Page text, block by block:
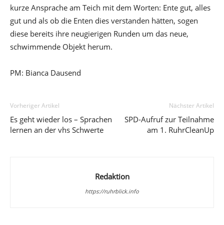
kurze Ansprache am Teich mit dem Worten: Ente gut, alles
gut und als ob die Enten dies verstanden hätten, sogen
diese bereits ihre neugierigen Runden um das neue,
schwimmende Objekt herum.
PM: Bianca Dausend
Vorheriger Artikel
Es geht wieder los – Sprachen
lernen an der vhs Schwerte
Nächster Artikel
SPD-Aufruf zur Teilnahme
am 1. RuhrCleanUp
Redaktion
https://ruhrblick.info